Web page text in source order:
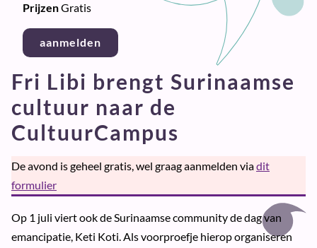
Fri Libi brengt Surinaamse
cultuur naar de
CultuurCampus
De avond is geheel gratis, wel graag aanmelden viadit
formulier
Op 1 juli viert ook de Surinaamse community de dag van
emancipatie, Keti Koti. Als voorproefje hierop organiseren
PrijzenGratis
aanmelden